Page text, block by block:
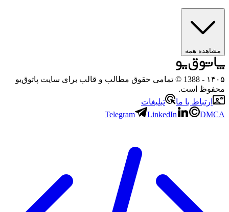
مشاهده همه
۱۴۰۵
- 1388 © تمامی حقوق مطالب و قالب برای سایت پاتوق‌یو
محفوظ است.
ارتباط با ما
تبلیغات
Telegram
LinkedIn DMCA